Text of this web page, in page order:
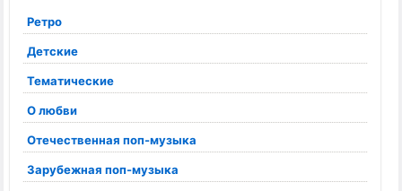
Ретро
Детские
Тематические
О любви
Отечественная поп-музыка
Зарубежная поп-музыка